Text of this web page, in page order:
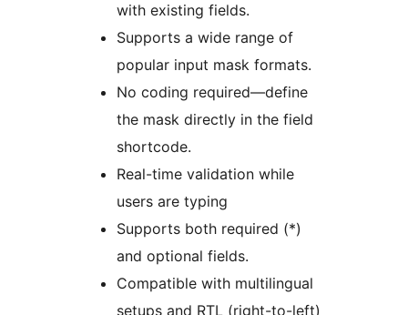
with existing fields.
Supports a wide range of
popular input mask formats.
No coding required—define
the mask directly in the field
shortcode.
Real-time validation while
users are typing
Supports both required (*)
and optional fields.
Compatible with multilingual
setups and RTL (right-to-left)